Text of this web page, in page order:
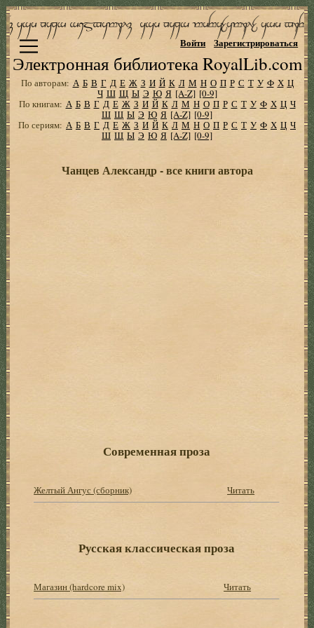
Электронная библиотека RoyalLib.com
Войти Зарегистрироваться
По авторам: А Б В Г Д Е Ж З И Й К Л М Н О П Р С Т У Ф Х Ц
Ч Ш Щ Ы Э Ю Я [A-Z] [0-9]
По книгам: А Б В Г Д Е Ж З И Й К Л М Н О П Р С Т У Ф Х Ц Ч
Ш Щ Ы Э Ю Я [A-Z] [0-9]
По сериям: А Б В Г Д Е Ж З И Й К Л М Н О П Р С Т У Ф Х Ц Ч
Ш Щ Ы Э Ю Я [A-Z] [0-9]
Чанцев Александр - все книги автора
Современная проза
Желтый Ангус (сборник) Читать
Русская классическая проза
Магазин (hardcore mix) Читать